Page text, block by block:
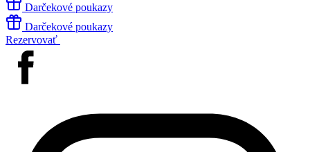
Darčekové poukazy
Darčekové poukazy
Rezervovať